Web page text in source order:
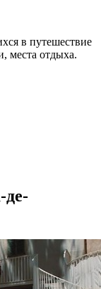
в путешествие
места отдыха.
де-